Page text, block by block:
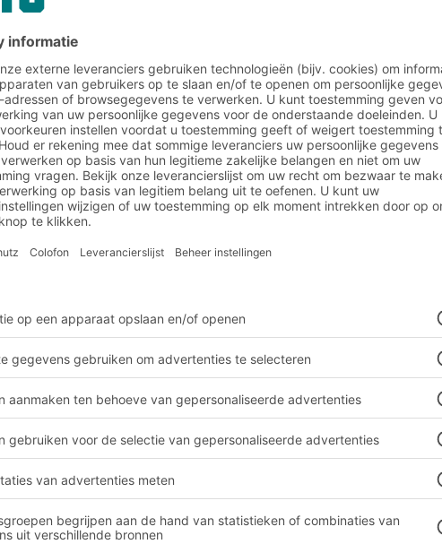
bakken
en transportboxen besparen tonnen